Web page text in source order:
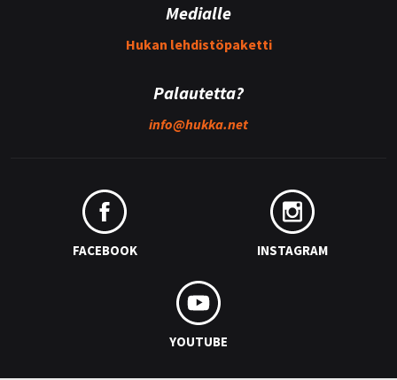
Medialle
Hukan lehdistöpaketti
Palautetta?
info@hukka.net
FACEBOOK INSTAGRAM
YOUTUBE